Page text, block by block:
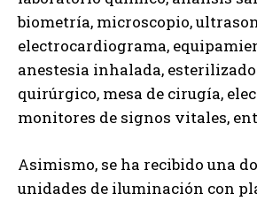
biometría, microscopio,
electrocardiograma,
anestesia inhalada,
quirúrgico, mesa de cirugía,
monitores de signos vitales,
Asimismo, se ha recibido una
unidades de iluminación con